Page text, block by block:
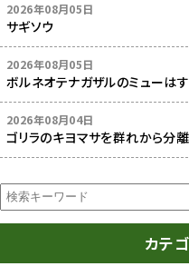
2026年08月05日
サギソウ
2026年08月05日
ボルネオテナガザルのミューは
2026年08月04日
ゴリラのキヨマサを群れから分
カテ